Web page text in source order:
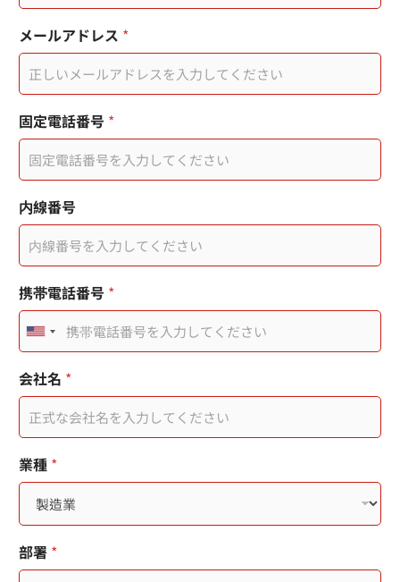
日
期
戳
記
業
類
型
使
用
者
メールアドレス *
お
問
い
合
せ
内
容
役
職
*
固定電話番号 *
内線番号
携帯電話番号 *
U
n
i
t
e
d
S
t
a
会社名 *
業種 *
部署 *